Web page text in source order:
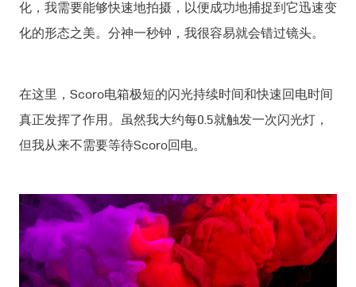
化，我需要能够快速地拍摄，以便成功地捕捉到它迅速变
化的形态之美。分神一秒钟，我很容易就会错过镜头。
在这里，Scoro电箱极短的闪光持续时间和快速回电时间
真正发挥了作用。虽然我大约每0.5就触发一次闪光灯，
但我从来不需要等待Scoro回电。